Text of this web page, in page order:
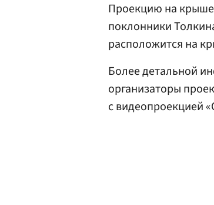
Проекцию на крыше
поклонники
расположится на
Более детальной
организаторы
с видеопроекцией